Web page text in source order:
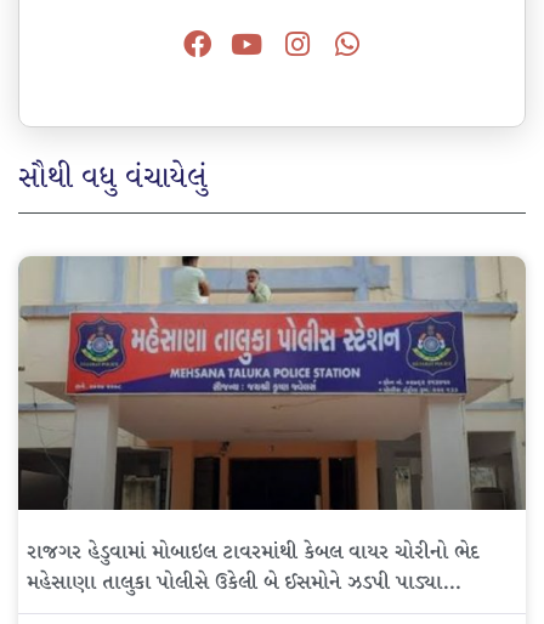
સૌથી વધુ વંચાયેલું
રાજગર હેડુવામાં મોબાઇલ ટાવરમાંથી કેબલ વાયર ચોરીનો ભેદ
મહેસાણા તાલુકા પોલીસે ઉકેલી બે ઈસમોને ઝડપી પાડ્યા…